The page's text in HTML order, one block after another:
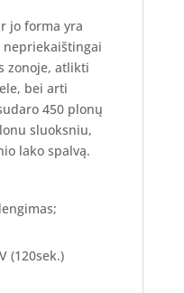
jo forma yra
nepriekaištingai
zonoje, atlikti
bei arti
450 plonų
sluoksniu,
lako spalvą.
(120sek.)